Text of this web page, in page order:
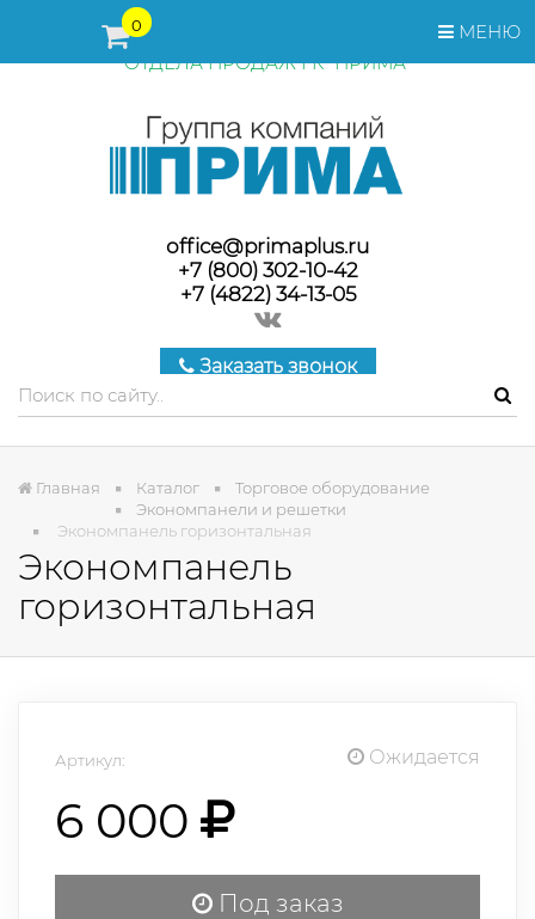
МЕНЮ
0
ПЕРЕД ОФОРМЛЕНИЕМ ЗАКАЗА, СТОИМОСТЬ И СРОКИ
ПОСТАВКИ ТОВАРА УТОЧНЯЙТЕ У МЕНЕДЖЕРОВ
ОТДЕЛА ПРОДАЖ ГК "ПРИМА"
office@primaplus.ru
+7 (800) 302-10-42
+7 (4822) 34-13-05
Заказать звонок
Главная Каталог
Торговое оборудование
Экономпанели и решетки
Экономпанель горизонтальная
Экономпанель
горизонтальная
Артикул: Ожидается
6 000
Под заказ